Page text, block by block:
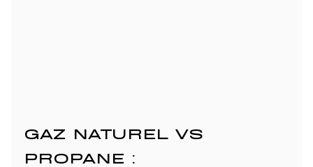
GAZ NATUREL VS
PROPANE :